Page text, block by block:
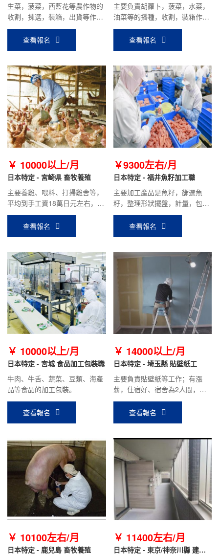
生菜，菠菜，西藍花等農作物的
收割，揀選，裝箱，出貨等作
業；時給900日元，到手工資20
萬日元左右。
查看報名
主要負責胡蘿卜，菠菜，水菜，
油菜等的播種，收割，裝箱作業
等工作，時給1000日元，平均到
手工資：18萬日元左右。
查看報名
￥ 10000以上/月
日本特定 - 宮崎県 畜牧養殖
主要養雞、喂料、打掃雞舍等，
平均到手工資18萬日元左右，公
司報銷5萬日元赴日機票，據個
人表現有獎金，宿舍費用低。
查看報名
￥9300左右/月
日本特定 - 福井魚籽加工職
主要加工產品是魚籽，篩選魚
籽，整理形狀擺盤，計量，包裝
等工作，常溫工作。平均到手工
資18萬日元左右，無夜班，工作
輕松。
查看報名
￥ 10000以上/月
日本特定 - 宮城 食品加工包裝職
牛肉、牛舌、蔬菜、豆類、海產
品等食品的加工包裝。
查看報名
￥ 14000以上/月
日本特定 - 埼玉縣 貼壁紙工
主要負責貼壁紙等工作；有漲
薪，住宿好、宿舍為2人間，駕
駛員補助1000日元/天（開車上
下班）。查看報名
￥ 10100左右/月
日本特定 - 鹿兒島 畜牧養殖
￥ 11400左右/月
日本特定 - 東京/神奈川縣 建筑